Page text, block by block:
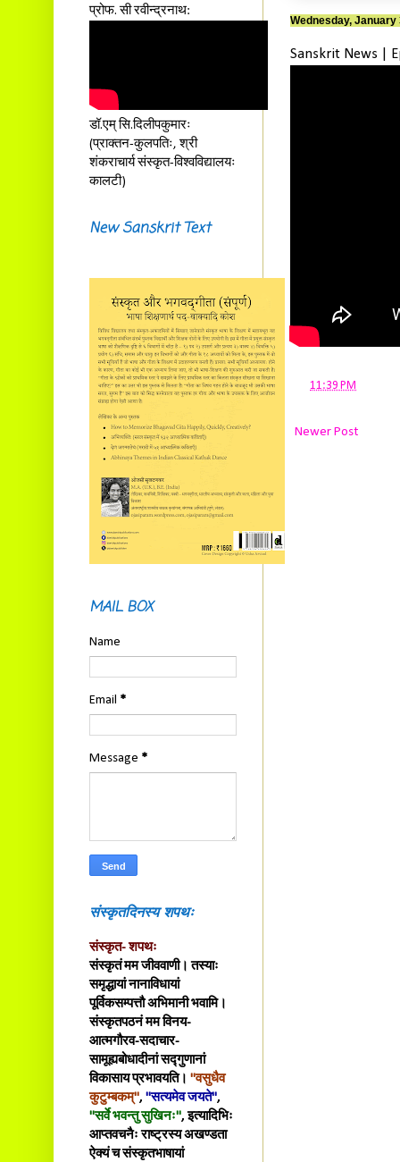
Wednesday, January
Sanskrit News |
11:39 PM
Newer Post
प्रोफ. सी रवीन्द्रनाथ:
डॉ.एम् सि.दिलीपकुमारः
(प्राक्तन-कुलपतिः, श्री
शंकराचार्य संस्कृत-विश्वविद्यालयः
कालटी)
New Sanskrit Text
MAIL BOX
Name
Email *
Message *
संस्कृतदिनस्य शपथः
संस्कृत- शपथः
संस्कृतं मम जीववाणी। तस्याः
समृद्धायां नानाविधायां
पूर्विकसम्पत्तौ अभिमानी भवामि।
संस्कृतपठनं मम विनय-
आत्मगौरव-सदाचार-
सामूह्यबोधादीनां सद्गुणानां
विकासाय प्रभावयति। "वसुधैव
कुटुम्बकम्", "सत्यमेव जयते",
"सर्वे भवन्तु सुखिनः", इत्यादिभिः
आप्तवचनैः राष्ट्रस्य अखण्डता
ऐक्यं च संस्कृतभाषायां